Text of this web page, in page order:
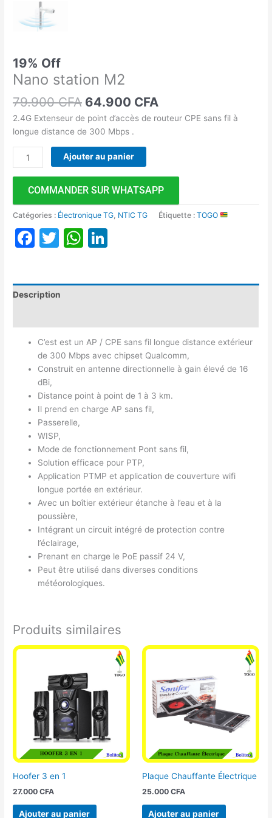
19% Off
Nano station M2
79.900CFA 64.900 CFA
2.4G Extenseur de point d’accès de routeur CPE sans fil à
longue distance de 300 Mbps .
Ajouter au panier
COMMANDER SUR WHATSAPP
Catégories : Électronique TG NTIC TG Étiquette :TOGO
Facebook
TwitterWhatsApp
Description
C’est est un AP / CPE sans fil longue distance extérieur
de 300 Mbps avec chipset Qualcomm,
Construit en antenne directionnelle à gain élevé de 16
dBi,
Distance point à point de 1 à 3 km.
Il prend en charge AP sans fil,
Passerelle,
WISP,
Mode de fonctionnement Pont sans fil,
Solution efficace pour PTP,
Application PTMP et application de couverture wifi
longue portée en extérieur.
Avec un boîtier extérieur étanche à l’eau et à la
poussière,
Intégrant un circuit intégré de protection contre
l’éclairage,
Prenant en charge le PoE passif 24 V,
Peut être utilisé dans diverses conditions
météorologiques.
Produits similaires
Hoofer 3 en 1
27.000CFA
Ajouter au panier
Plaque Chauffante Électrique
25.000 CFA
Ajouter au panier